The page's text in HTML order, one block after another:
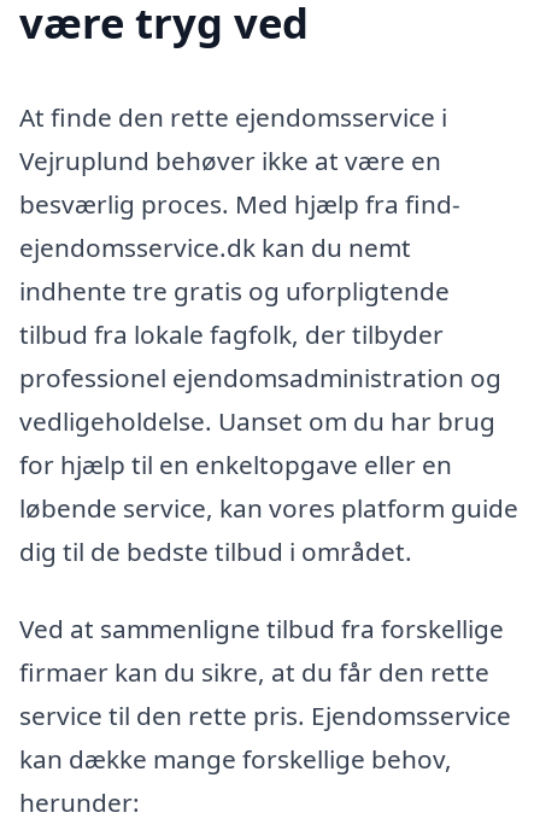
være tryg ved
At finde den rette ejendomsservice i
Vejruplund behøver ikke at være en
besværlig proces. Med hjælp fra find-
ejendomsservice.dk kan du nemt
indhente tre gratis og uforpligtende
tilbud fra lokale fagfolk, der tilbyder
professionel ejendomsadministration og
vedligeholdelse. Uanset om du har brug
for hjælp til en enkeltopgave eller en
løbende service, kan vores platform guide
dig til de bedste tilbud i området.
Ved at sammenligne tilbud fra forskellige
firmaer kan du sikre, at du får den rette
service til den rette pris. Ejendomsservice
kan dække mange forskellige behov,
herunder: